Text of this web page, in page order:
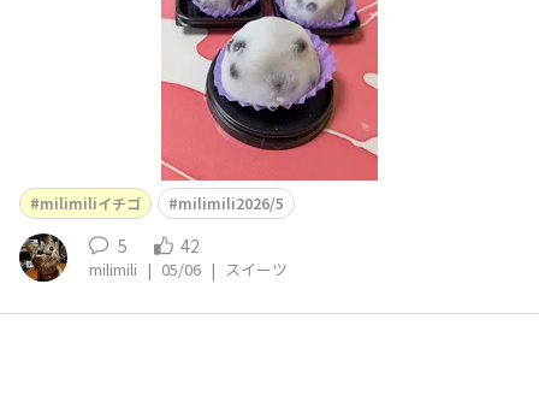
milimiliイチゴ milimili2026/5
5 42
milimili | 05/06 | スイーツ